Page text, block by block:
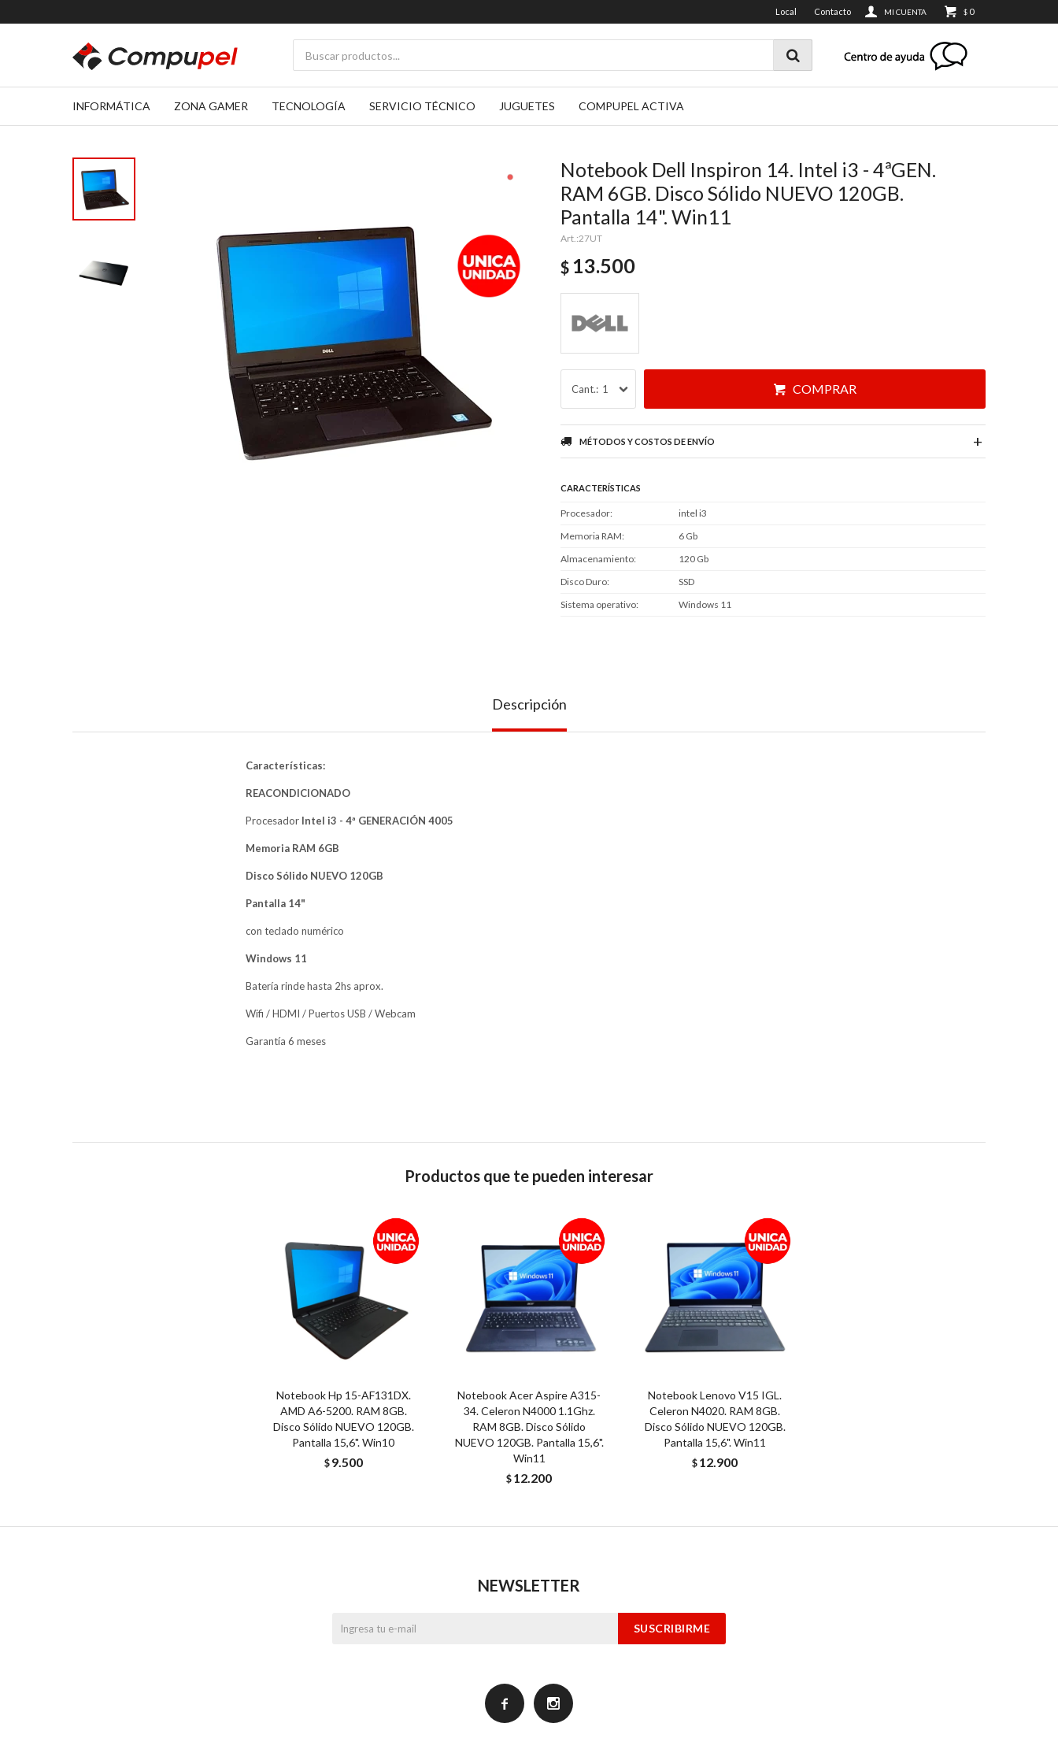
INFORMÁTICA ZONA GAMER TECNOLOGÍA SERVICIO TÉCNICO JUGUETES COMPUPEL ACTIVA
$ 0
Local Contacto
Notebook Dell Inspiron 14. Intel i3 - 4ªGEN.
RAM 6GB. Disco Sólido NUEVO 120GB.
Pantalla 14". Win11
27UT
$ 13.500
1 COMPRAR
MÉTODOS Y COSTOS DE ENVÍO
CARACTERÍSTICAS
Procesador
intel i3
Memoria RAM
6 Gb
Almacenamiento
120 Gb
Disco Duro
SSD
Sistema operativo
Windows 11
Descripción
Características:
REACONDICIONADO
Procesador Intel i3 - 4ª GENERACIÓN 4005
Memoria RAM 6GB
Disco Sólido NUEVO 120GB
Pantalla 14"
con teclado numérico
Windows 11
Batería rinde hasta 2hs aprox.
Wifi / HDMI / Puertos USB / Webcam
Garantía 6 meses
Productos que te pueden interesar
Notebook Hp 15-AF131DX.
AMD A6-5200. RAM 8GB.
Disco Sólido NUEVO 120GB.
Pantalla 15,6". Win10
$ 9.500
Notebook Acer Aspire A315-
34. Celeron N4000 1.1Ghz.
RAM 8GB. Disco Sólido
NUEVO 120GB. Pantalla 15,6".
Win11
$12.200
Notebook Lenovo V15 IGL.
Celeron N4020. RAM 8GB.
Disco Sólido NUEVO 120GB.
Pantalla 15,6". Win11
$12.900
NEWSLETTER
SUSCRIBIRME
 